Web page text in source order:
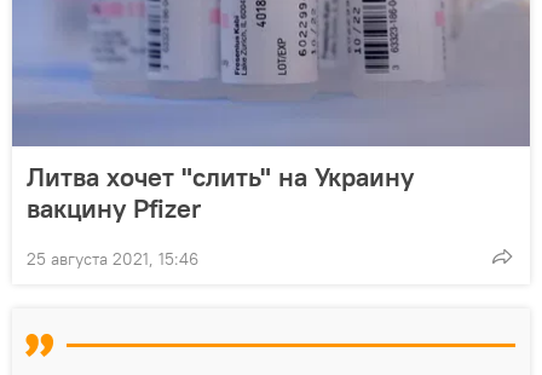
Литва хочет "слить" на Украину
вакцину Pfizer
25 августа 2021, 15:46